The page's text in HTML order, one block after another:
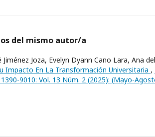
del mismo autor/a
Jiménez Joza, Evelyn Dyann Cano Lara, Ana
Impacto En La Transformación Universitaria ,
9010: Vol. 13 Núm. 2 (2025): (Mayo-